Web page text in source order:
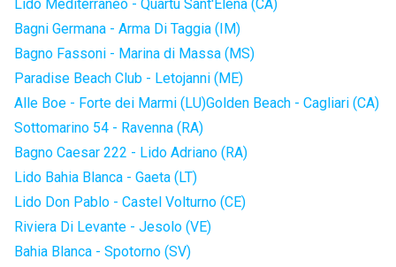
Lido Mediterraneo - Quartu Sant'Elena (CA)
Bagni Germana - Arma Di Taggia (IM)
Bagno Fassoni - Marina di Massa (MS)
Paradise Beach Club - Letojanni (ME)
Alle Boe - Forte dei Marmi (LU)Golden Beach - Cagliari (CA)
Sottomarino 54 - Ravenna (RA)
Bagno Caesar 222 - Lido Adriano (RA)
Lido Bahia Blanca - Gaeta (LT)
Lido Don Pablo - Castel Volturno (CE)
Riviera Di Levante - Jesolo (VE)
Bahia Blanca - Spotorno (SV)